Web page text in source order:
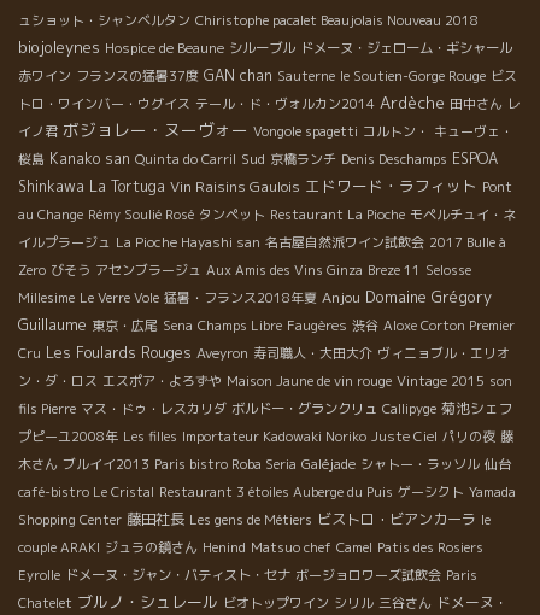
ュショット・シャンベルタン Chiristophe pacalet Beaujolais Nouveau 2018
biojoleynes Hospice de Beaune シルーブル ドメーヌ・ジェローム・ギシャール
赤ワイン フランスの猛暑37度 GAN chan Sauterne le Soutien-Gorge Rouge ビス
トロ・ワインバー・ウグイス テール・ド・ヴォルカン2014 Ardèche 田中さん レ
イノ君 ボジョレー・ヌーヴォー Vongole spagetti コルトン・
キューヴェ・
桜島 Kanako san Quinta do Carril Sud 京橋ランチ Denis Deschamps ESPOA
Shinkawa La Tortuga Vin Raisins Gaulois エドワード・ラフィット Pont
au Change Rémy Soulié Rosé タンペット Restaurant La Pioche モペルチュイ・ネ
イルプラージュ La Pioche Hayashi san 名古屋自然派ワイン試飲会 2017 Bulle à
Zero びそう アセンブラージュ Aux Amis des Vins Ginza Breze 11 Selosse
Millesime Le Verre Vole 猛暑・フランス2018年夏 Anjou Domaine Grégory
Guillaume 東京・広尾 Sena Champs Libre Faugères 渋谷 Aloxe Corton Premier
Cru Les Foulards Rouges Aveyron 寿司職人・大田大介 ヴィニョブル・エリオ
ン・ダ・ロス エスポア・よろずや Maison Jaune de vin rouge Vintage 2015 son
fils Pierre マス・ドゥ・レスカリダ ボルドー・グランクリュ Callipyge 菊池シェフ
プピーユ2008年 Les filles Importateur Kadowaki Noriko Juste Ciel パリの夜 藤
木さん ブルイイ2013 Paris bistro Roba Seria Galéjade シャトー・ラッソル 仙台
café-bistro Le Cristal Restaurant 3 étoiles Auberge du Puis ゲーシクト Yamada
Shopping Center 藤田社長 Les gens de Métiers ビストロ・ビアンカーラ le
couple ARAKI ジュラの鏡さん Henind Matsuo chef Camel Patis des Rosiers
Eyrolle ドメーヌ・ジャン・バティスト・セナ ボージョロワーズ試飲会 Paris
Chatelet ブルノ・シュレール ビオトップワイン シリル 三谷さん ドメーヌ・